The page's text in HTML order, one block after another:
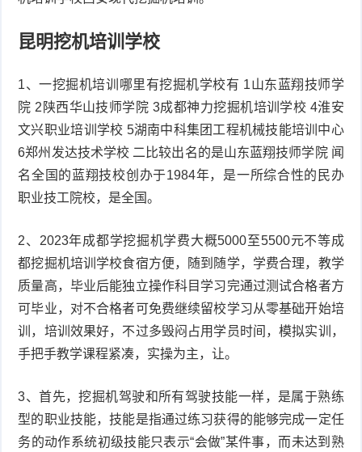
昆明挖机培训学校
1、一挖掘机培训哪里有挖掘机学校有 1山东蓝翔技师学
院 2陕西华山技师学院 3成都神力挖掘机培训学校 4淮安
文兴职业培训学校 5湖南中科集团工程机械技能培训中心
6郑州发达技术学校 二比较出名的是山东蓝翔技师学院 闻
名全国的蓝翔技校创办于1984年，是一所综合性的民办
职业技工院校，是全国。
2、2023年成都学挖掘机学费大概5000至5500元不等成
都挖掘机培训学校食宿方便，随到随学，学费合理，教学
质量高，毕业后能独立操作科目学习完通过测试合格者方
可毕业，对不合格者可免费继续留校学习从零基础开始培
训，培训效果好，不过多毁闷占用学员时间，模拟实训，
手把手教学课程紧凑，实操为主，让。
3、首先，挖掘机驾驶和所有驾驶技能一样，是属于熟练
型的职业技能，技能是指通过练习获得的能够完成一定任
务的动作系统初级技能只表示“会做”某件事，而未达到熟